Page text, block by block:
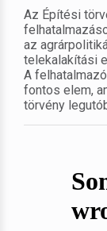
Az Építési
az
telekalakítási
A
fontos elem,
törvény